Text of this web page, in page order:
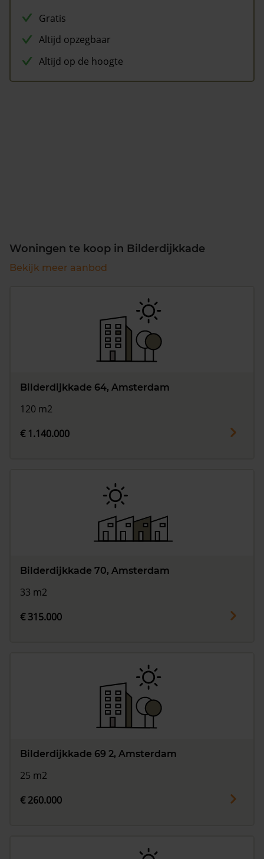
Gratis
Altijd opzegbaar
Altijd op de hoogte
Woningen te koop in Bilderdijkkade
Bekijk meer aanbod
Bilderdijkkade 64, Amsterdam
120 m2
€ 1.140.000
Bilderdijkkade 70, Amsterdam
33 m2
€ 315.000
Bilderdijkkade 69 2, Amsterdam
25 m2
€ 260.000